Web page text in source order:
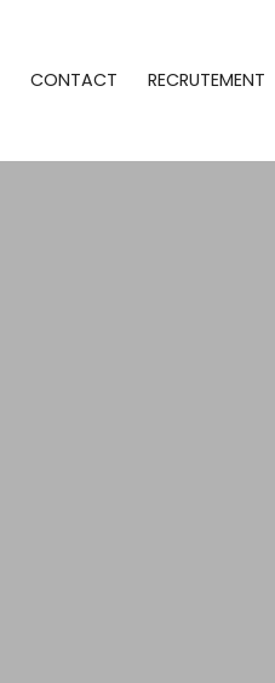
CONTACT RECRUTEMENT